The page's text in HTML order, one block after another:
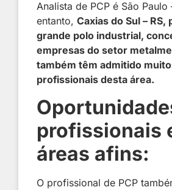
Analista de PCP é São Paulo
entanto,Caxias do Sul – RS,
grande polo industrial,
empresas do setor
também têm admitido
profissionais desta área.
profissionais
áreas afins:
O profissional de PCP